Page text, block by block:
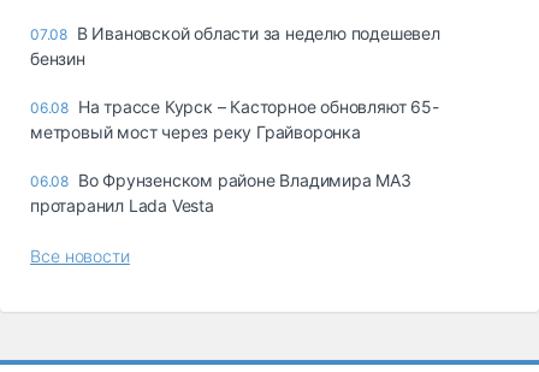
07.08 В Ивановской области за неделю подешевел
бензин
06.08 На трассе Курск – Касторное обновляют 65-
метровый мост через реку Грайворонка
06.08 Во Фрунзенском районе Владимира МАЗ
протаранил Lada Vesta
Все новости